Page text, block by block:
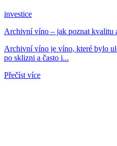
investice
Archivní víno – jak poznat kvalitu
Archivní víno je víno, které bylo
po sklizni a často i...
Přečíst více